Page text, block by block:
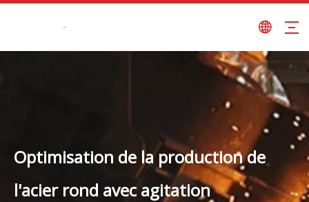
Optimisation de la production de
l'acier rond avec agitation